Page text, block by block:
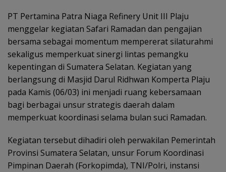
PT Pertamina Patra Niaga Refinery Unit III Plaju
menggelar kegiatan Safari Ramadan dan pengajian
bersama sebagai momentum mempererat silaturahmi
sekaligus memperkuat sinergi lintas pemangku
kepentingan di Sumatera Selatan. Kegiatan yang
berlangsung di Masjid Darul Ridhwan Komperta Plaju
pada Kamis (06/03) ini menjadi ruang kebersamaan
bagi berbagai unsur strategis daerah dalam
memperkuat koordinasi selama bulan suci Ramadan.
Kegiatan tersebut dihadiri oleh perwakilan Pemerintah
Provinsi Sumatera Selatan, unsur Forum Koordinasi
Pimpinan Daerah (Forkopimda), TNI/Polri, instansi